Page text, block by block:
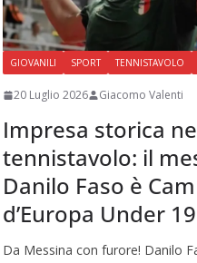
GIOVANILI SPORT TENNISTAVOLO
20 Luglio 2026 Giacomo Valenti
Impresa storica
tennistavolo: il
Danilo Faso è
d’Europa Under 19
Da Messina con furore! Danilo